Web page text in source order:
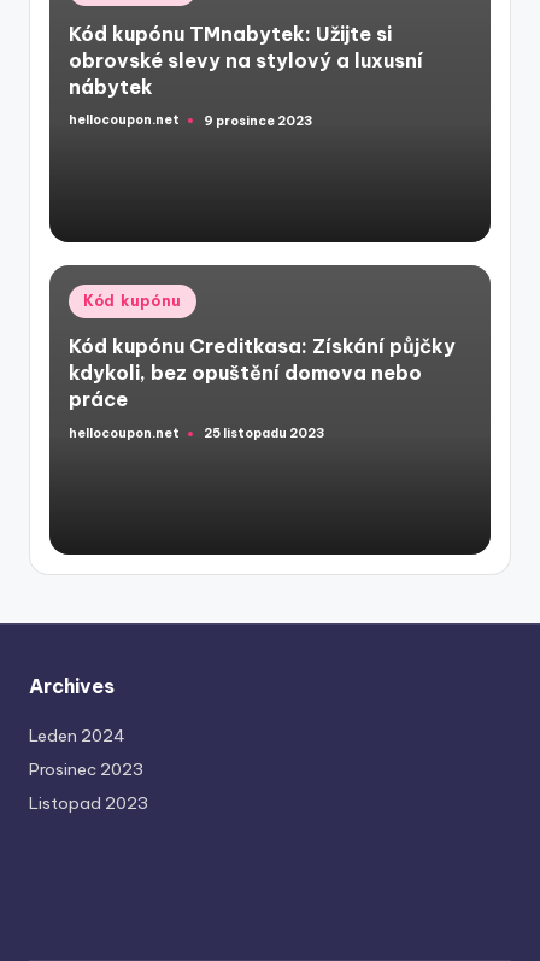
in
Kód kupónu TMnabytek: Užijte si
obrovské slevy na stylový a luxusní
nábytek
Posted
hellocoupon.net 9 prosince 2023
Posted
in
Kód kupónu
Kód kupónu Creditkasa: Získání půjčky
kdykoli, bez opuštění domova nebo
práce
Posted
hellocoupon.net 25 listopadu 2023
Archives
Leden 2024
Prosinec 2023
Listopad 2023